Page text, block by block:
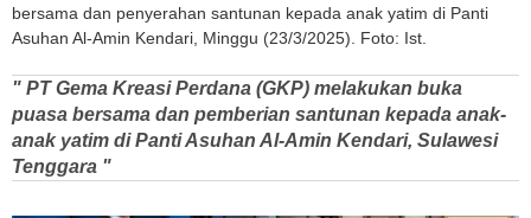
bersama dan penyerahan santunan kepada anak yatim di Panti
Asuhan Al-Amin Kendari, Minggu (23/3/2025). Foto: Ist.
" PT Gema Kreasi Perdana (GKP) melakukan buka
puasa bersama dan pemberian santunan kepada anak-
anak yatim di Panti Asuhan Al-Amin Kendari, Sulawesi
Tenggara "